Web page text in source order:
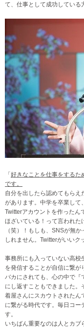
て、仕事として成功している
「好きなことを仕事をするた
です。
自分を出したら認めてもらえ
があります。中学を卒業して
Twitterアカウントを作ったん
ほざいている！って言われた
（笑）！もしも、SNSが無
しれません。Twitterがいいク
事務所にも入っていない高校
を発信することが自信に繋が
バカにされても、心の中で『
にし返すこともできました
着屋さんにスカウトされたん
に繋がる時代です。毎日コー
す。
いちばん重要なのは人とカブ